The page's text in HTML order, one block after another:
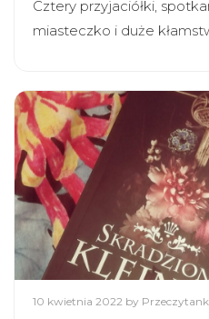
Cztery przyjaciółki,
miasteczko i duże
10 kwietnia 2022 by